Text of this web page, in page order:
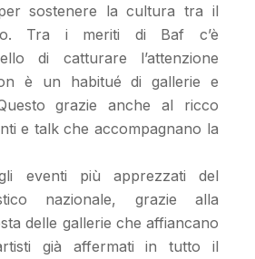
sostenere la cultura tra il
Tra i meriti di Baf c’è
di catturare l’attenzione
è un habitué di gallerie e
grazie anche al ricco
e talk che accompagnano la
eventi più apprezzati del
nazionale, grazie alla
delle gallerie che affiancano
già affermati in tutto il